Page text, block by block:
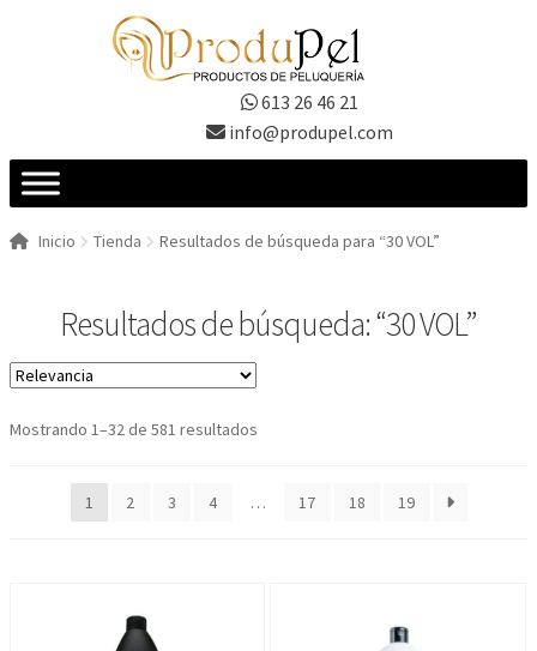
613 26 46 21
info@produpel.com
Inicio Tienda Resultados de búsqueda para “30 VOL”
Resultados de búsqueda: “30 VOL”
Mostrando 1–32 de 581 resultados
últimos
1 2 3 4 … 17 18 19